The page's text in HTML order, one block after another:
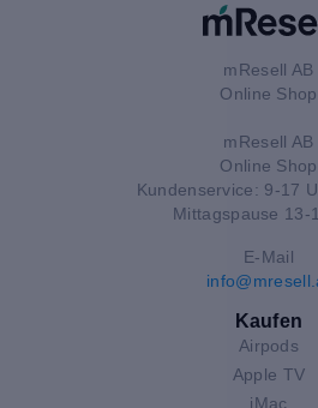
mResell AB
Online Shop
mResell AB
Online Shop
Kundenservice: 9-17
Mittagspause 13-
E-Mail
Kaufen
Airpods
Apple TV
iMac